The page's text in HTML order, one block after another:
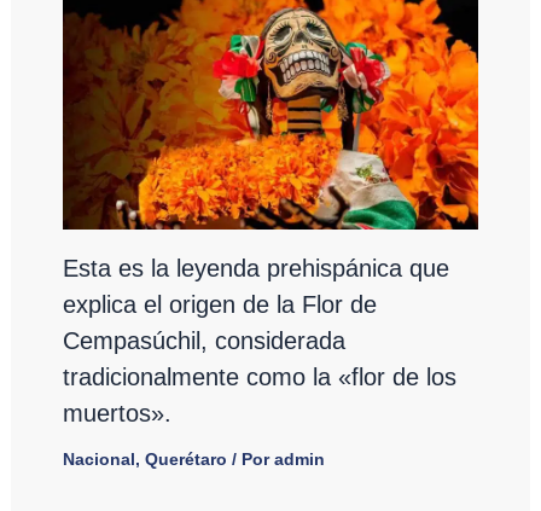
Esta es la leyenda prehispánica que
explica el origen de la Flor de
Cempasúchil, considerada
tradicionalmente como la «flor de los
muertos».
Nacional, Querétaro / Poradmin